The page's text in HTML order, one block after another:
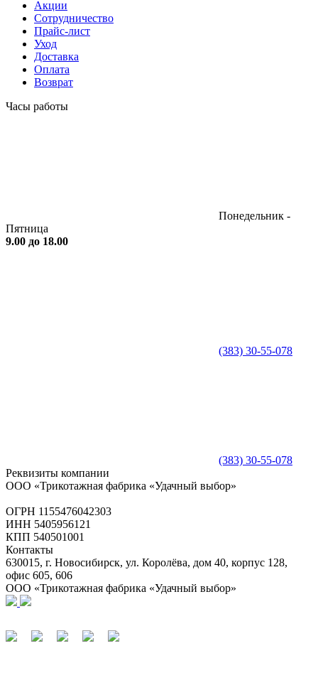
Акции
Сотрудничество
Прайс-лист
Уход
Доставка
Оплата
Возврат
Часы работы
Понедельник -
Пятница
9.00 до 18.00
(383) 30-55-078
(383) 30-55-078
Реквизиты компании
ООО «Трикотажная фабрика «Удачный выбор»
ОГРН 1155476042303
ИНН 5405956121
КПП 540501001
Контакты
630015, г. Новосибирск, ул. Королёва, дом 40, корпус 128,
офис 605, 606
ООО «Трикотажная фабрика «Удачный выбор»